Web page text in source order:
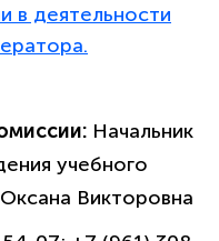
в деятельности
Начальник
учебного
Викторовна